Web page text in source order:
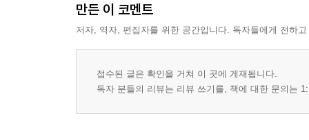
만든 이 코멘트
저자, 역자, 편집자를 위한 공간입니다. 독자들에게 전하
접수된 글은 확인을 거쳐 이 곳에 게재됩니다.
독자 분들의 리뷰는 리뷰 쓰기를, 책에 대한 문의는